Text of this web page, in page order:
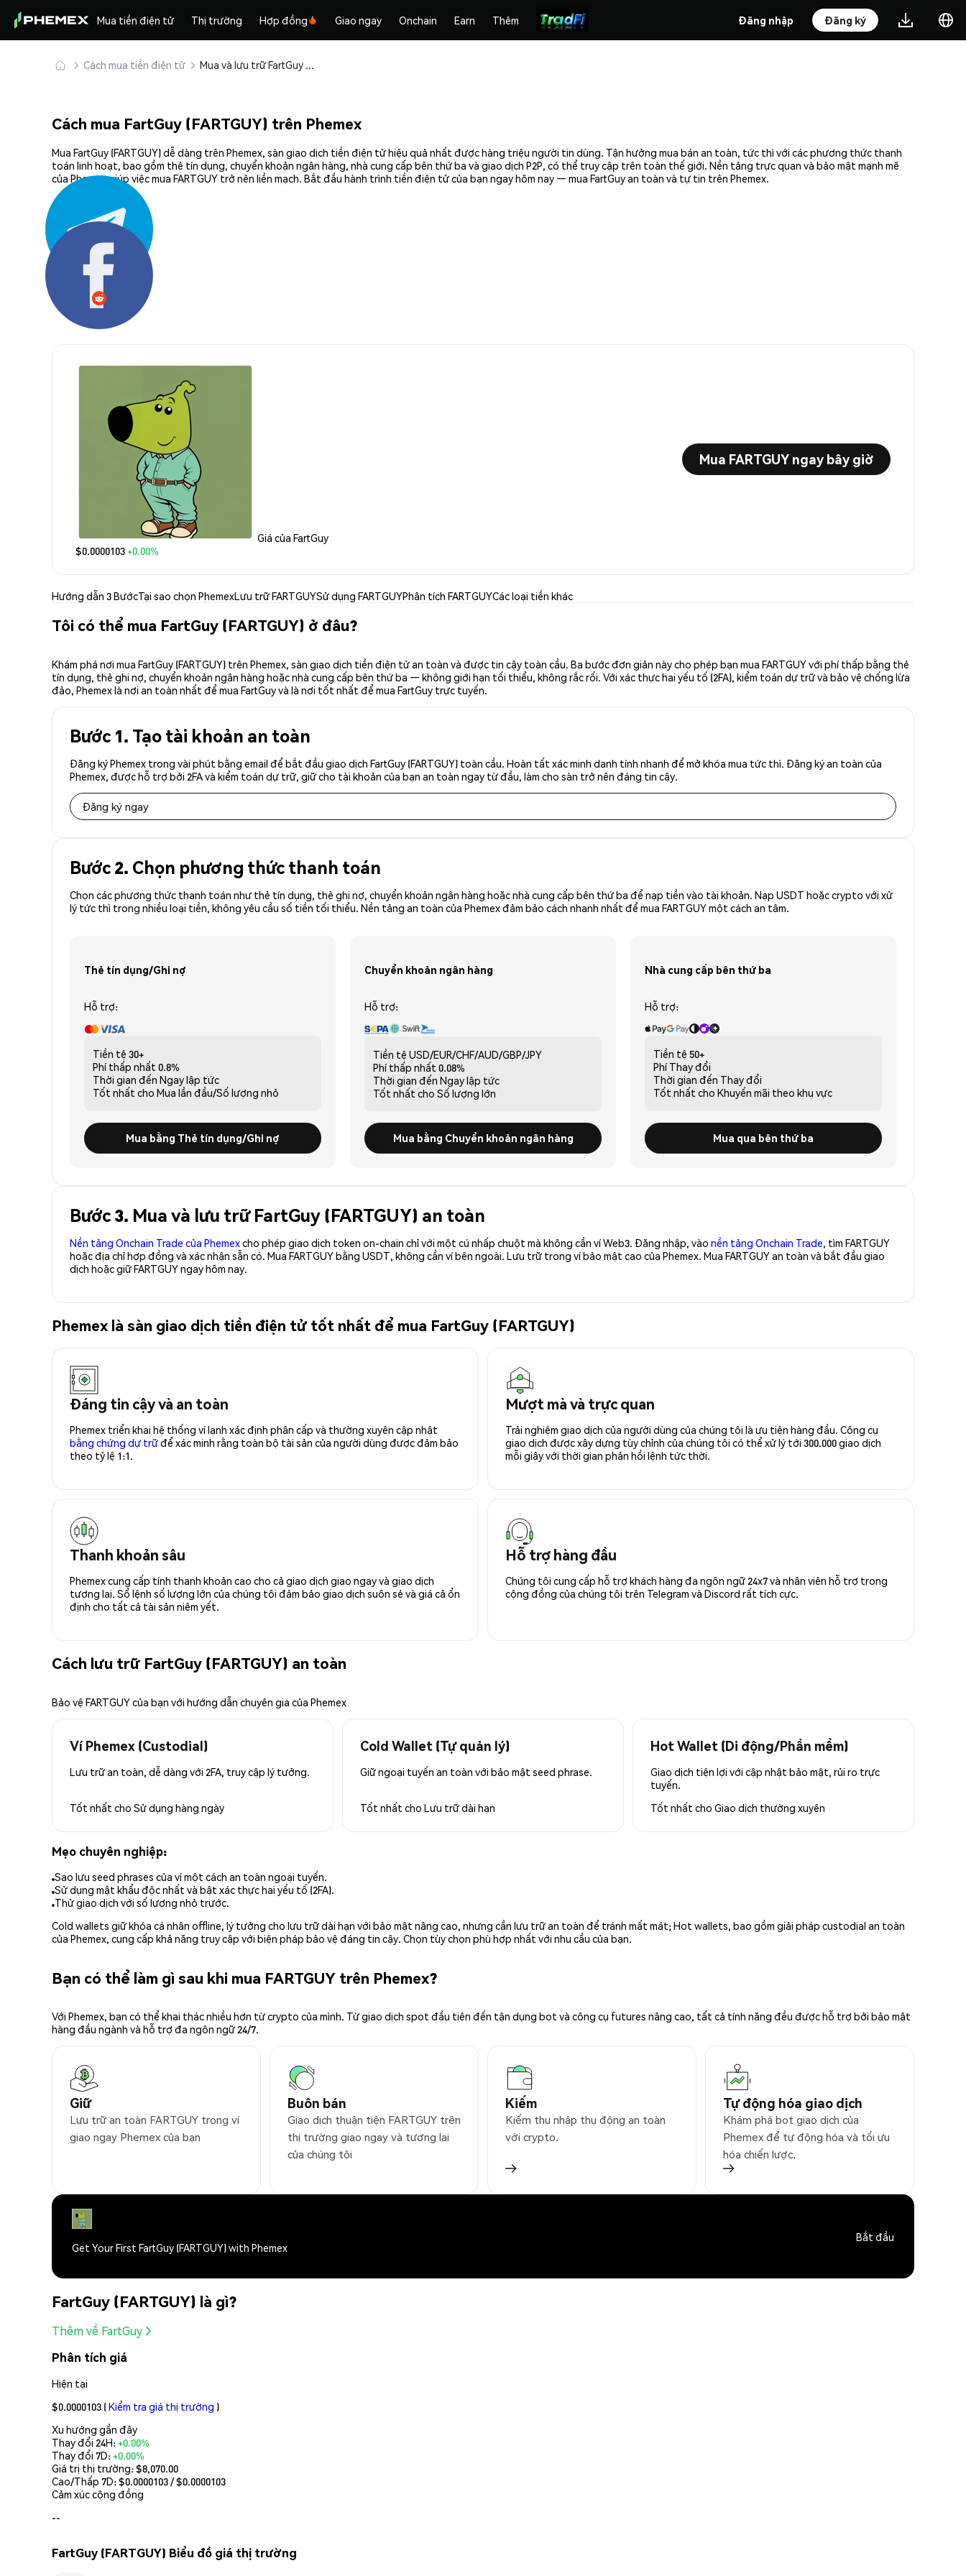
Mua tiền điện tử Thị trường Hợp đồng Giao ngay Onchain Earn Thêm Đăng nhập Đăng ký
Cách mua tiền điện tử Mua và lưu trữ FartGuy (FARTGUY) an toàn
Cách mua FartGuy (FARTGUY) trên Phemex
Mua FartGuy (FARTGUY) dễ dàng trên Phemex, sàn giao dịch tiền điện tử hiệu quả nhất được hàng triệu người tin dùng. Tận hưởng mua bán an toàn, tức thì với các phương thức thanh
toán linh hoạt, bao gồm thẻ tín dụng, chuyển khoản ngân hàng, nhà cung cấp bên thứ ba và giao dịch P2P, có thể truy cập trên toàn thế giới. Nền tảng trực quan và bảo mật mạnh mẽ
của Phemex giúp việc mua FARTGUY trở nên liền mạch. Bắt đầu hành trình tiền điện tử của bạn ngay hôm nay — mua FartGuy an toàn và tự tin trên Phemex.
Chia sẻ:
Giá của FartGuy
$0.0000103+0.00%
Mua FARTGUY ngay bây giờ
Hướng dẫn 3 BướcTại sao chọn PhemexLưu trữ FARTGUYSử dụng FARTGUYPhân tích FARTGUYCác loại tiền khác
Tôi có thể mua FartGuy (FARTGUY) ở đâu?
Khám phá nơi mua FartGuy (FARTGUY) trên Phemex, sàn giao dịch tiền điện tử an toàn và được tin cậy toàn cầu. Ba bước đơn giản này cho phép bạn mua FARTGUY với phí thấp bằng thẻ
tín dụng, thẻ ghi nợ, chuyển khoản ngân hàng hoặc nhà cung cấp bên thứ ba — không giới hạn tối thiểu, không rắc rối. Với xác thực hai yếu tố (2FA), kiểm toán dự trữ và bảo vệ chống lừa
đảo, Phemex là nơi an toàn nhất để mua FartGuy và là nơi tốt nhất để mua FartGuy trực tuyến.
Bước 1. Tạo tài khoản an toàn
Đăng ký Phemex trong vài phút bằng email để bắt đầu giao dịch FartGuy (FARTGUY) toàn cầu. Hoàn tất xác minh danh tính nhanh để mở khóa mua tức thì. Đăng ký an toàn của
Phemex, được hỗ trợ bởi 2FA và kiểm toán dự trữ, giữ cho tài khoản của bạn an toàn ngay từ đầu, làm cho sàn trở nên đáng tin cậy.
Đăng ký ngay
Bước 2. Chọn phương thức thanh toán
Chọn các phương thức thanh toán như thẻ tín dụng, thẻ ghi nợ, chuyển khoản ngân hàng hoặc nhà cung cấp bên thứ ba để nạp tiền vào tài khoản. Nạp USDT hoặc crypto với xử
lý tức thì trong nhiều loại tiền, không yêu cầu số tiền tối thiểu. Nền tảng an toàn của Phemex đảm bảo cách nhanh nhất để mua FARTGUY một cách an tâm.
Thẻ tín dụng/Ghi nợ
Hỗ trợ:
Tiền tệ 30+
Phí thấp nhất 0.8%
Thời gian đến Ngay lập tức
Tốt nhất cho Mua lần đầu/Số lượng nhỏ
Mua bằng Thẻ tín dụng/Ghi nợ
Chuyển khoản ngân hàng
Hỗ trợ:
Tiền tệ USD/EUR/CHF/AUD/GBP/JPY
Phí thấp nhất 0.08%
Thời gian đến Ngay lập tức
Tốt nhất cho Số lượng lớn
Mua bằng Chuyển khoản ngân hàng
Nhà cung cấp bên thứ ba
Hỗ trợ:
Tiền tệ 50+
Phí Thay đổi
Thời gian đến Thay đổi
Tốt nhất cho Khuyến mãi theo khu vực
Mua qua bên thứ ba
Bước 3. Mua và lưu trữ FartGuy (FARTGUY) an toàn
Nền tảng Onchain Trade của Phemexcho phép giao dịch token on-chain chỉ với một cú nhấp chuột mà không cần ví Web3. Đăng nhập, vào nền tảng Onchain Trade, tìm FARTGUY
hoặc địa chỉ hợp đồng và xác nhận sẵn có. Mua FARTGUY bằng USDT, không cần ví bên ngoài. Lưu trữ trong ví bảo mật cao của Phemex. Mua FARTGUY an toàn và bắt đầu giao
dịch hoặc giữ FARTGUY ngay hôm nay.
Phemex là sàn giao dịch tiền điện tử tốt nhất để mua FartGuy (FARTGUY)
Đáng tin cậy và an toàn
Phemex triển khai hệ thống ví lạnh xác định phân cấp và thường xuyên cập nhật
bằng chứng dự trữđể xác minh rằng toàn bộ tài sản của người dùng được đảm bảo
theo tỷ lệ 1:1.
Mượt mà và trực quan
Trải nghiệm giao dịch của người dùng của chúng tôi là ưu tiên hàng đầu. Công cụ
giao dịch được xây dựng tùy chỉnh của chúng tôi có thể xử lý tới 300.000 giao dịch
mỗi giây với thời gian phản hồi lệnh tức thời.
Thanh khoản sâu
Phemex cung cấp tính thanh khoản cao cho cả giao dịch giao ngay và giao dịch
tương lai. Sổ lệnh số lượng lớn của chúng tôi đảm bảo giao dịch suôn sẻ và giá cả ổn
định cho tất cả tài sản niêm yết.
Hỗ trợ hàng đầu
Chúng tôi cung cấp hỗ trợ khách hàng đa ngôn ngữ 24x7 và nhân viên hỗ trợ trong
cộng đồng của chúng tôi trên Telegram và Discord rất tích cực.
Cách lưu trữ FartGuy (FARTGUY) an toàn
Bảo vệ FARTGUY của bạn với hướng dẫn chuyên gia của Phemex
Ví Phemex (Custodial)
Lưu trữ an toàn, dễ dàng với 2FA, truy cập lý tưởng.
Tốt nhất cho Sử dụng hàng ngày
Cold Wallet (Tự quản lý)
Giữ ngoại tuyến an toàn với bảo mật seed phrase.
Tốt nhất cho Lưu trữ dài hạn
Hot Wallet (Di động/Phần mềm)
Giao dịch tiện lợi với cập nhật bảo mật, rủi ro trực
tuyến.
Tốt nhất cho Giao dịch thường xuyên
Mẹo chuyên nghiệp:
Sao lưu seed phrases của ví một cách an toàn ngoại tuyến.
Sử dụng mật khẩu độc nhất và bật xác thực hai yếu tố (2FA).
Thử giao dịch với số lượng nhỏ trước.
Cold wallets giữ khóa cá nhân offline, lý tưởng cho lưu trữ dài hạn với bảo mật nâng cao, nhưng cần lưu trữ an toàn để tránh mất mát; Hot wallets, bao gồm giải pháp custodial an toàn
của Phemex, cung cấp khả năng truy cập với biện pháp bảo vệ đáng tin cậy. Chọn tùy chọn phù hợp nhất với nhu cầu của bạn.
Bạn có thể làm gì sau khi mua FARTGUY trên Phemex?
Với Phemex, bạn có thể khai thác nhiều hơn từ crypto của mình. Từ giao dịch spot đầu tiên đến tận dụng bot và công cụ futures nâng cao, tất cả tính năng đều được hỗ trợ bởi bảo mật
hàng đầu ngành và hỗ trợ đa ngôn ngữ 24/7.
Giữ
Lưu trữ an toàn FARTGUY trong ví
giao ngay Phemex của bạn
Buôn bán
Giao dịch thuận tiện FARTGUY trên
thị trường giao ngay và tương lai
của chúng tôi
Kiếm
Kiếm thu nhập thụ động an toàn
với crypto.
Tự động hóa giao dịch
Khám phá bot giao dịch của
Phemex để tự động hóa và tối ưu
hóa chiến lược.
Get Your First FartGuy (FARTGUY) with Phemex
Bắt đầu
FartGuy (FARTGUY) là gì?
Thêm về FartGuy
Phân tích giá
Hiện tại
$0.0000103 (Kiểm tra giá thị trường )
Xu hướng gần đây
Thay đổi 24H:+0.00%
Thay đổi 7D:+0.00%
Giá trị thị trường:$8,070.00
Cao/Thấp 7D: $0.0000103/ $0.0000103
Cảm xúc cộng đồng
--
FartGuy (FARTGUY) Biểu đồ giá thị trường